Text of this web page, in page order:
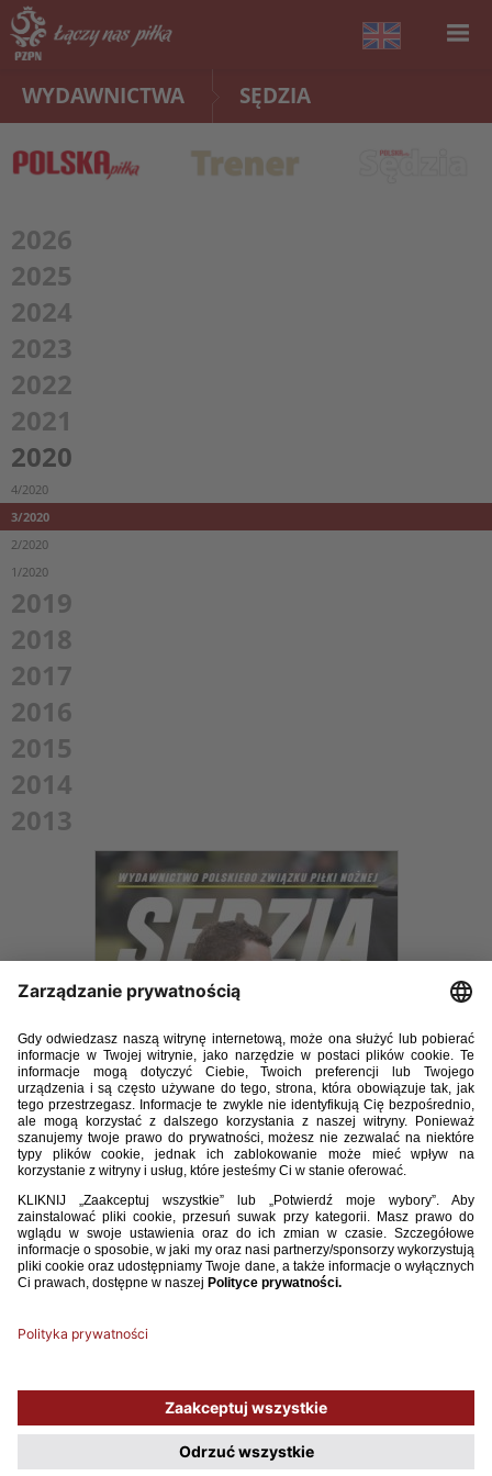
WYDAWNICTWA SĘDZIA
2026
2025
2024
2023
2022
2021
2020
4/2020
3/2020
2/2020
1/2020
2019
2018
2017
2016
2015
2014
2013
Sędzia 3 2020.pdf
Używamy plików cookies, aby ułatwić Ci korzystanie z naszego serwisu
oraz do celów statystycznych. Jeśli nie blokujesz tych plików, to zgadzasz
się na ich użycie oraz zapisanie w pamięci urządzenia. Pamiętaj, że